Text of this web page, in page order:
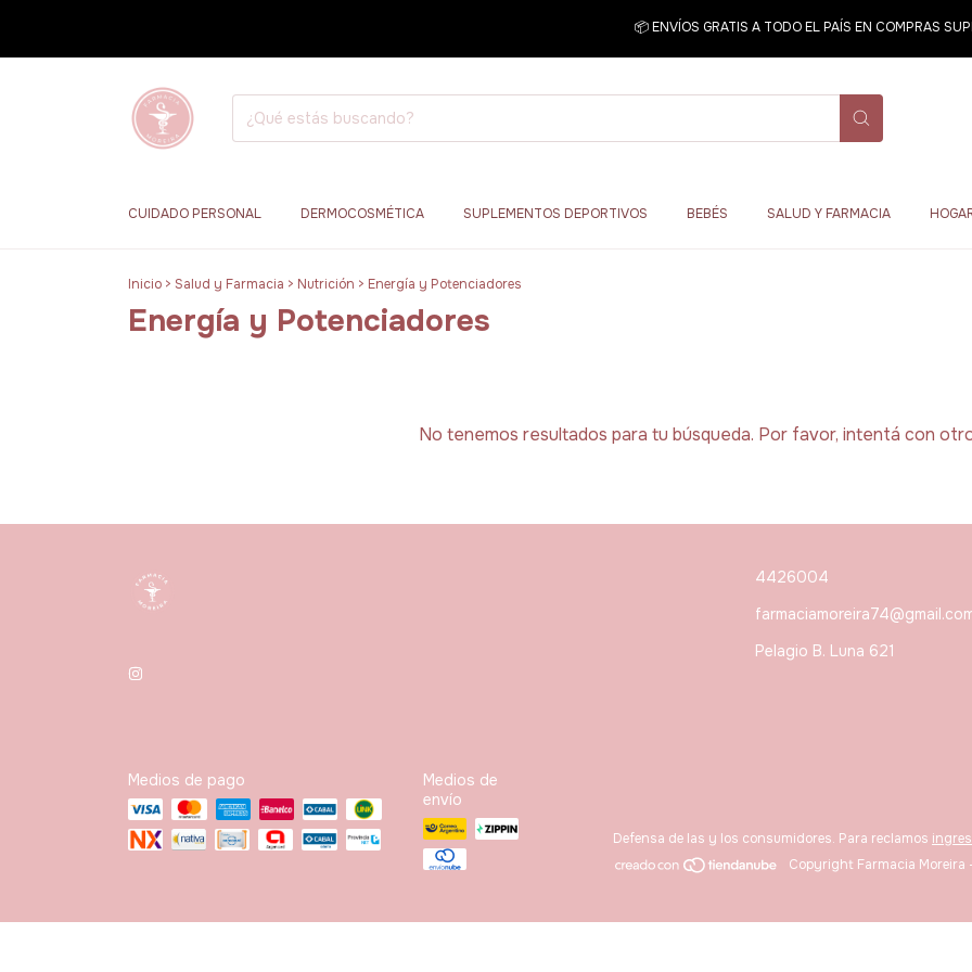
📦 ENVÍOS GRATIS A TODO EL PAÍS EN COMPRAS
CUIDADO PERSONAL DERMOCOSMÉTICA SUPLEMENTOS DEPORTIVOS BEBÉS SALUD Y FARMACIA
Inicio > Salud y Farmacia > Nutrición > Energía y Potenciadores
Energía y Potenciadores
No tenemos resultados para tu búsqueda. Por favor, intentá con
4426004
Pelagio B. Luna 621
Medios de pago
Medios de
envío
Defensa de las y los consumidores. Para reclamos
Copyright Farmacia